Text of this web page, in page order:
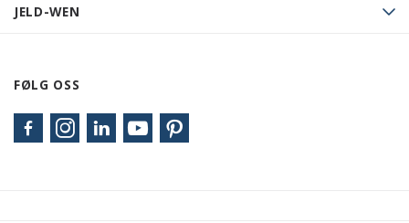
JELD-WEN
FØLG OSS